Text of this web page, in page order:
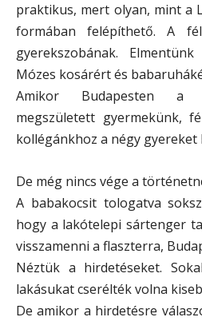
praktikus, mert olyan, mint a
formában felépíthető. A
gyerekszobának.
Mózes kosárért és
Amikor Budapesten a
megszületett gyermekünk,
kollégánkhoz a négy
De még nincs vége a
A babakocsit tologatva
hogy a lakótelepi sártenger
visszamenni a flaszterra,
Néztük a hirdetéseket.
lakásukat cserélték volna
De amikor a hirdetésre